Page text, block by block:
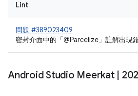
Lint
問題 #389023409
密封介面中的「@Parcelize」註解出現
Android Studio Meerkat